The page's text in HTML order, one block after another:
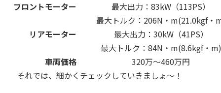
フロントモーター
最大出力：83kW（113PS）
最大トルク：206N・m(21.0kgf・
リアモーター
最大出力：30kW（41PS）
最大トルク：84N・m(8.6kgf・m)
車両価格
320万～460万円
それでは、細かくチェックしていきましょ～！